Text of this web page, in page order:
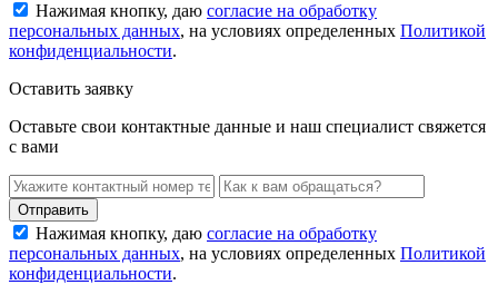
Нажимая кнопку, даю согласие на обработку
персональных данных, на условиях определенных Политикой
конфиденциальности.
Оставить заявку
Оставьте свои контактные данные и наш специалист свяжется
с вами
Нажимая кнопку, даю согласие на обработку
персональных данных, на условиях определенных Политикой
конфиденциальности.